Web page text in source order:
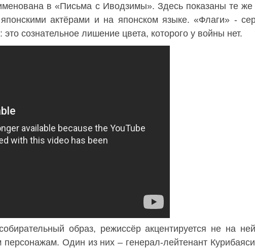
в «Письма с Иводзимы». Здесь показаны те
актёрами и на японском языке. «Флаги» -
сознательное лишение цвета, которого у войны нет.
образ, режиссёр акцентируется не на
персонажам. Один из них – генерал-лейтенант